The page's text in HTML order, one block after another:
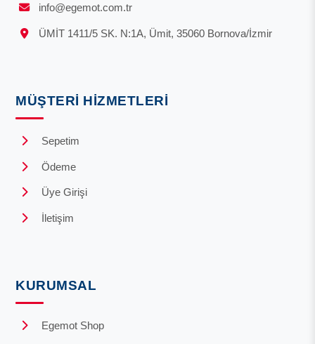
info@egemot.com.tr
ÜMİT 1411/5 SK. N:1A, Ümit, 35060 Bornova/İzmir
MÜŞTERI HIZMETLERI
Sepetim
Ödeme
Üye Girişi
İletişim
KURUMSAL
Egemot Shop